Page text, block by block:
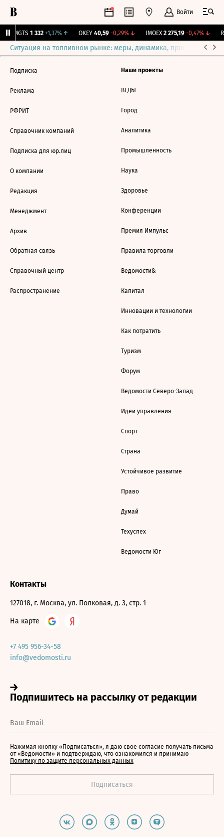
Войти
MGTS 1 332 +1,37%↑ OKEY 40,59 -0,29%↓ IMOEX 2 275,19 -0,47%↓
Ситуация на топливном рынке: меры, динамика, прогнозы
Подписка
Реклама
РФРИТ
Справочник компаний
Подписка для юр.лиц
О компании
Редакция
Менеджмент
Архив
Обратная связь
Справочный центр
Распространение
Наши проекты
ВЕДЫ
Город
Аналитика
Промышленность
Наука
Здоровье
Конференции
Премия Импульс
Правила торговли
Ведомости&
Капитал
Инновации и технологии
Как потратить
Туризм
Форум
Ведомости Северо-Запад
Идеи управления
Спорт
Страна
Устойчивое развитие
Право
Думай
Техуспех
Ведомости Юг
Контакты
127018, г. Москва, ул. Полковая, д. 3, стр. 1
На карте
+7 495 956-34-58
info@vedomosti.ru
Нажимая кнопку «Подписаться», я даю свое согласие получать письма
от «Ведомости» и подтверждаю, что ознакомился и принимаю
Политику по защите персональных данных